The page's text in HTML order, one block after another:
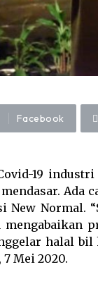
Facebook
19
Ada
New Normal.
halal
Mei 2020.